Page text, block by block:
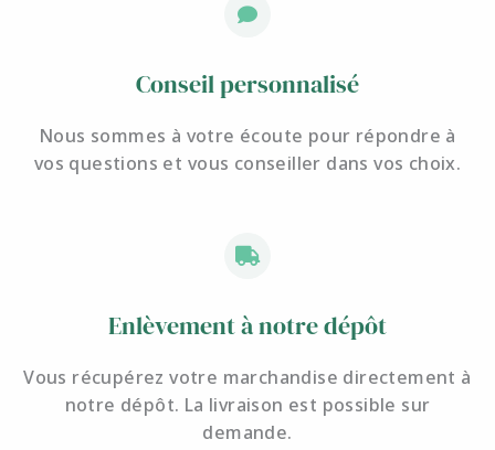
Conseil personnalisé
Nous sommes à votre écoute pour répondre à
vos questions et vous conseiller dans vos choix.
Enlèvement à notre dépôt
Vous récupérez votre marchandise directement à
notre dépôt. La livraison est possible sur
demande.